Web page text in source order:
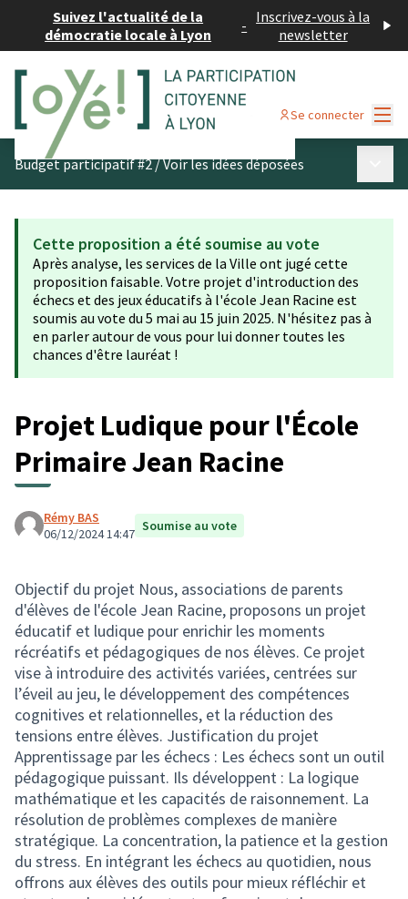
Suivez l'actualité de la
démocratie locale à Lyon
- Inscrivez-vous à la
newsletter
Se connecter
Budget participatif #2/Voir les idées déposées
Cette proposition a été soumise au vote
Après analyse, les services de la Ville ont jugé cette
proposition faisable. Votre projet d'introduction des
échecs et des jeux éducatifs à l'école Jean Racine est
soumis au vote du 5 mai au 15 juin 2025. N'hésitez pas à
en parler autour de vous pour lui donner toutes les
chances d'être lauréat !
Projet Ludique pour l'École
Primaire Jean Racine
Rémy BAS
06/12/2024 14:47 Soumise au vote
Objectif du projet Nous, associations de parents
d'élèves de l'école Jean Racine, proposons un projet
éducatif et ludique pour enrichir les moments
récréatifs et pédagogiques de nos élèves. Ce projet
vise à introduire des activités variées, centrées sur
l’éveil au jeu, le développement des compétences
cognitives et relationnelles, et la réduction des
tensions entre élèves. Justification du projet
Apprentissage par les échecs : Les échecs sont un outil
pédagogique puissant. Ils développent : La logique
mathématique et les capacités de raisonnement. La
résolution de problèmes complexes de manière
stratégique. La concentration, la patience et la gestion
du stress. En intégrant les échecs au quotidien, nous
offrons aux élèves des outils pour mieux réfléchir et